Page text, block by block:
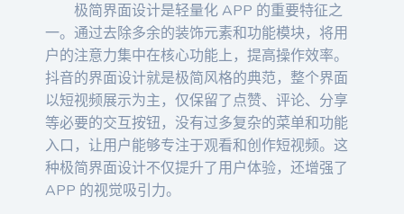
极简界面设计是轻量化 APP 的重要特征之
一。通过去除多余的装饰元素和功能模块，将用
户的注意力集中在核心功能上，提高操作效率。
抖音的界面设计就是极简风格的典范，整个界面
以短视频展示为主，仅保留了点赞、评论、分享
等必要的交互按钮，没有过多复杂的菜单和功能
入口，让用户能够专注于观看和创作短视频。这
种极简界面设计不仅提升了用户体验，还增强了
APP 的视觉吸引力。